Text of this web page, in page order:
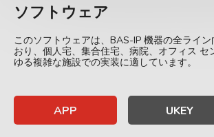
ソフトウェア
このソフトウェアは、BAS-IP 機器の全ライ
おり、個人宅、集合住宅、病院、オフィス セ
ゆる複雑な施設での実装に適しています。
APP UKEY